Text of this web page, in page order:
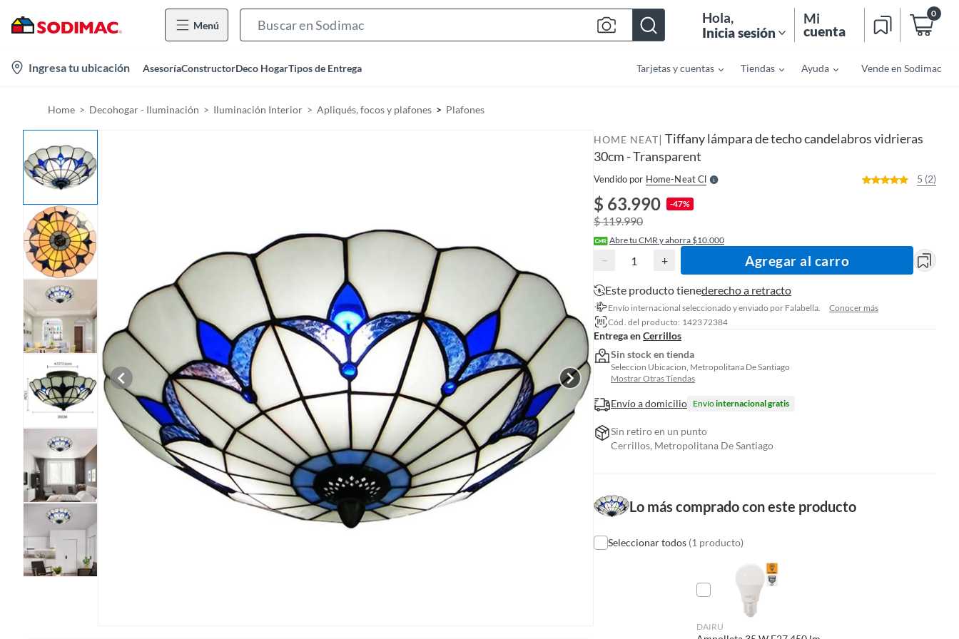
Menú
h
Hola,
Inicia sesión
Mi
cuenta
0
Ingresa tu ubicación AsesoríaConstructorDeco HogarTipos de Entrega Tarjetas y cuentas Tiendas Ayuda Vende en Sodimac
Home Decohogar - Iluminación Iluminación Interior Apliqués, focos y plafones Plafones
HOME NEAT| Tiffany lámpara de techo candelabros vidrieras
30cm - Transparent
Vendido por Home-Neat Cl S
e
5 (2)
$ 63.990 -47%
$ 119.990
Abre tu CMR y ahorra $10.000
− + Agregar al carro
Este producto tienederecho a retracto
Envío internacional seleccionado y enviado por Falabella.
Conocer más
Cód. del producto: 142372384
Entrega enCerrillos
Sin stock en tienda
Seleccion Ubicacion, Metropolitana De Santiago
Mostrar Otras Tiendas
Envío a domicilio Envíointernacional gratis
Sin retiro en un punto
Cerrillos, Metropolitana De Santiago
Lo más comprado con este producto
Seleccionar todos (1 producto)
DAIRU